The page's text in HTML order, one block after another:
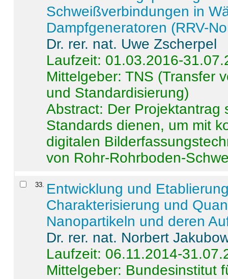
Schweißverbindungen in
Dampfgeneratoren (RRV-
Dr. rer. nat. Uwe Zscherpel
Laufzeit: 01.03.2016-
Mittelgeber: TNS (Transfer
und Standardisierung)
Abstract: Der Projektantrag
Standards dienen, um mit
digitalen
von Rohr-Rohrboden-
33. Entwicklung und
Charakterisierung und
Nanopartikeln und deren
Dr. rer. nat. Norbert
Laufzeit: 06.11.2014-
Mittelgeber: Bundesinstitut